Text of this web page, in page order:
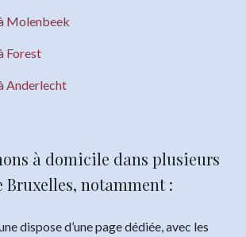
Molenbeek
Forest
Anderlecht
à domicile dans plusieurs
Bruxelles, notamment :
dispose d’une page dédiée, avec les